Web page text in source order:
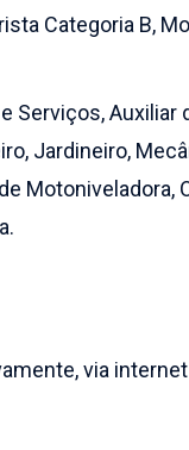
Categoria B,
Serviços, Auxiliar
Jardineiro,
Motoniveladora,
via